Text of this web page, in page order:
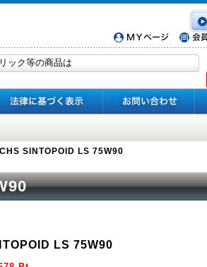
SINTOPOID LS 75W90
LS 75W90